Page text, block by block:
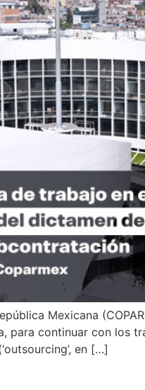
Mexicana
para continuar con los
en […]